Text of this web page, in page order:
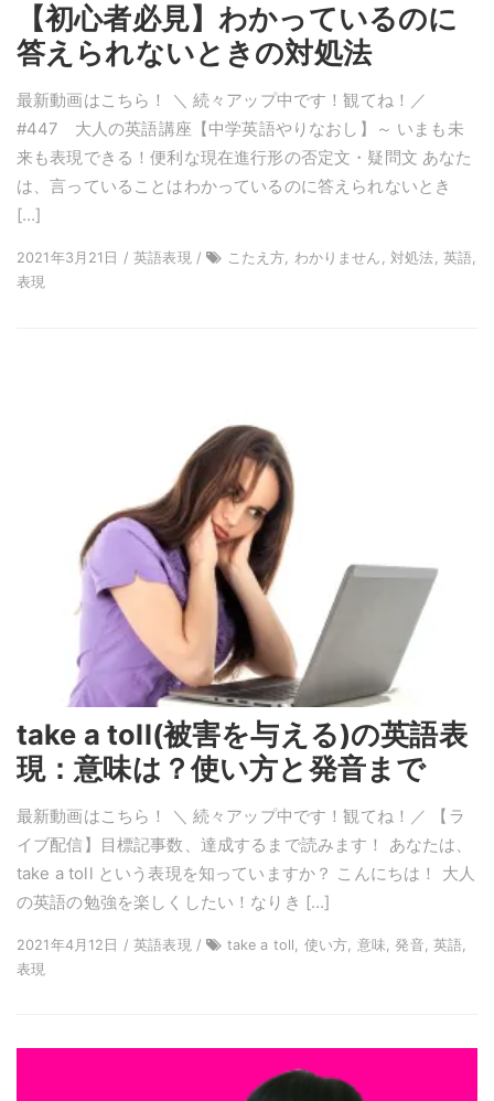
【初心者必見】わかっているのに
答えられないときの対処法
最新動画はこちら！ ＼ 続々アップ中です！観てね！／
#447 大人の英語講座【中学英語やりなおし】～ いまも未
来も表現できる！便利な現在進行形の否定文・疑問文 あなた
は、言っていることはわかっているのに答えられないとき
[…]
2021年3月21日 / 英語表現 /
こたえ方, わかりません, 対処法, 英語,
表現
take a toll(被害を与える)の英語表
現：意味は？使い方と発音まで
最新動画はこちら！ ＼ 続々アップ中です！観てね！／ 【ラ
イブ配信】目標記事数、達成するまで読みます！ あなたは、
take a toll という表現を知っていますか？ こんにちは！ 大人
の英語の勉強を楽しくしたい！なりき […]
2021年4月12日 / 英語表現 /
take a toll, 使い方, 意味, 発音, 英語,
表現